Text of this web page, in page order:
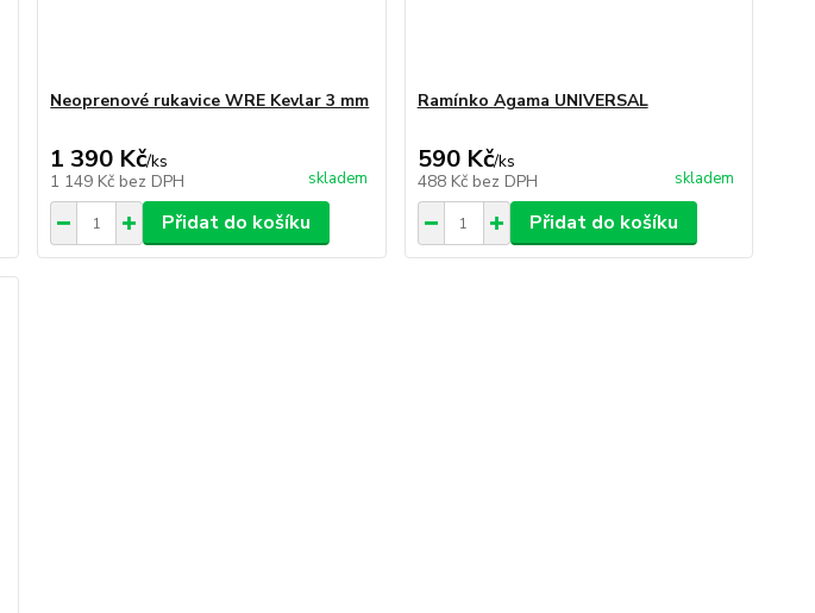
Neoprenové rukavice WRE Kevlar 3 mm
1 390 Kč/ks
1 149 Kč bez DPH skladem
Přidat do košíku
Ramínko Agama UNIVERSAL
590 Kč/ks
488 Kč bez DPH skladem
Přidat do košíku